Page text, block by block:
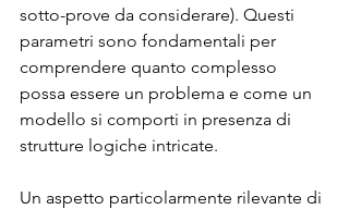
sotto-prove da considerare). Questi
parametri sono fondamentali per
comprendere quanto complesso
possa essere un problema e come un
modello si comporti in presenza di
strutture logiche intricate.
Un aspetto particolarmente rilevante di